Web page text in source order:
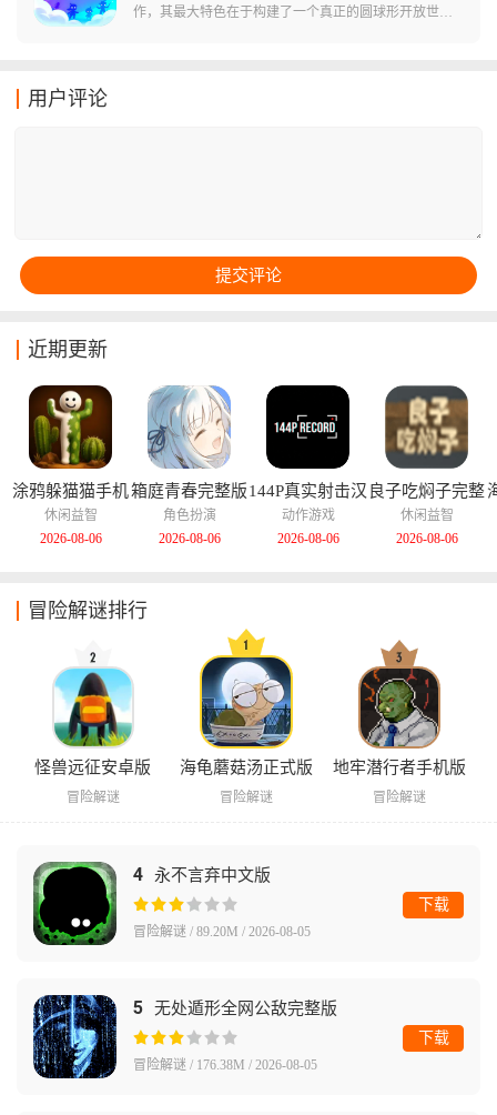
都取材于社会热点话题，从程序员之死到不雅视频事
作，其最大特色在于构建了一个真正的圆球形开放世
用户评论
近期更新
涂鸦躲猫猫手机
版
休闲益智
2026-08-06
箱庭青春完整版
角色扮演
2026-08-06
144P真实射击汉
化版
动作游戏
2026-08-06
良子吃焖子完整
版
休闲益智
2026-08-06
冒险解谜排行
怪兽远征安卓版
冒险解谜
海龟蘑菇汤正式版
冒险解谜
地牢潜行者手机版
冒险解谜
4 永不言弃中文版
冒险解谜 / 89.20M / 2026-08-05
下载
5 无处遁形全网公敌完整版
冒险解谜 / 176.38M / 2026-08-05
下载